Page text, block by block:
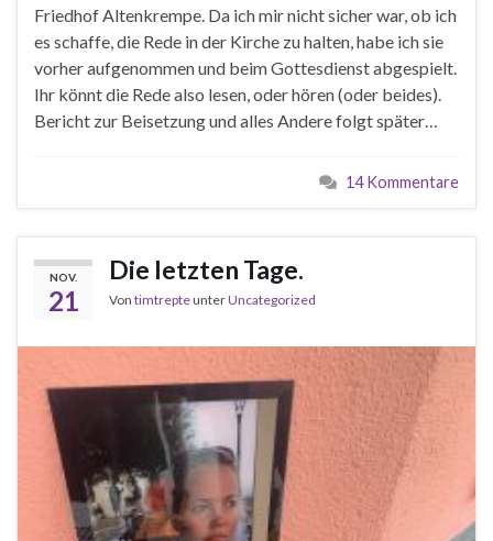
Friedhof Altenkrempe. Da ich mir nicht sicher war, ob ich
es schaffe, die Rede in der Kirche zu halten, habe ich sie
vorher aufgenommen und beim Gottesdienst abgespielt.
Ihr könnt die Rede also lesen, oder hören (oder beides).
Bericht zur Beisetzung und alles Andere folgt später…
14 Kommentare
NOV.
21
Die letzten Tage.
Von timtrepteunterUncategorized